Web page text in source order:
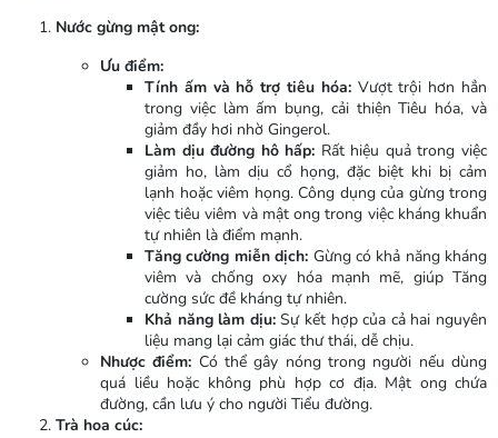
Nước gừng mật ong:
Ưu điểm:
Tính ấm và hỗ trợ tiêu hóa:Vượt trội hơn hẳn
trong việc làm ấm bụng, cải thiện Tiêu hóa, và
giảm đầy hơi nhờ Gingerol.
Làm dịu đường hô hấp: Rất hiệu quả trong việc
giảm ho, làm dịu cổ họng, đặc biệt khi bị cảm
lạnh hoặc viêm họng. Công dụng của gừng trong
việc tiêu viêm và mật ong trong việc kháng khuẩn
tự nhiên là điểm mạnh.
Tăng cường miễn dịch: Gừng có khả năng kháng
viêm và chống oxy hóa mạnh mẽ, giúp Tăng
cường sức đề kháng tự nhiên.
Khả năng làm dịu:Sự kết hợp của cả hai nguyên
liệu mang lại cảm giác thư thái, dễ chịu.
Nhược điểm: Có thể gây nóng trong người nếu dùng
quá liều hoặc không phù hợp cơ địa. Mật ong chứa
đường, cần lưu ý cho người Tiểu đường.
Trà hoa cúc: